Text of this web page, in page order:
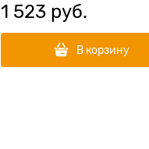
1 523 руб.
В корзину